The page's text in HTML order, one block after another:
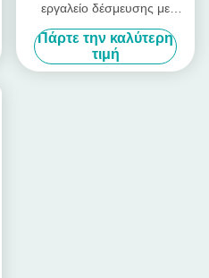
εργαλείο δέσμευσης με
μπαταρία
Πάρτε την καλύτερη
τιμή